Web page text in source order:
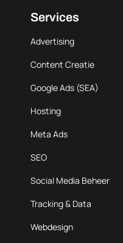
Services
Advertising
Content Creatie
Google Ads (SEA)
Hosting
Meta Ads
SEO
Social Media Beheer
Tracking & Data
Webdesign